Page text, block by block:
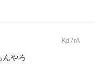
Kd7rA
んやろ